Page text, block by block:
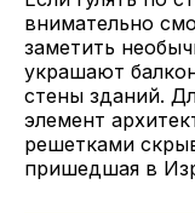
внимательно
заметить
украшают
стены зданий.
элемент
решетками
пришедшая в